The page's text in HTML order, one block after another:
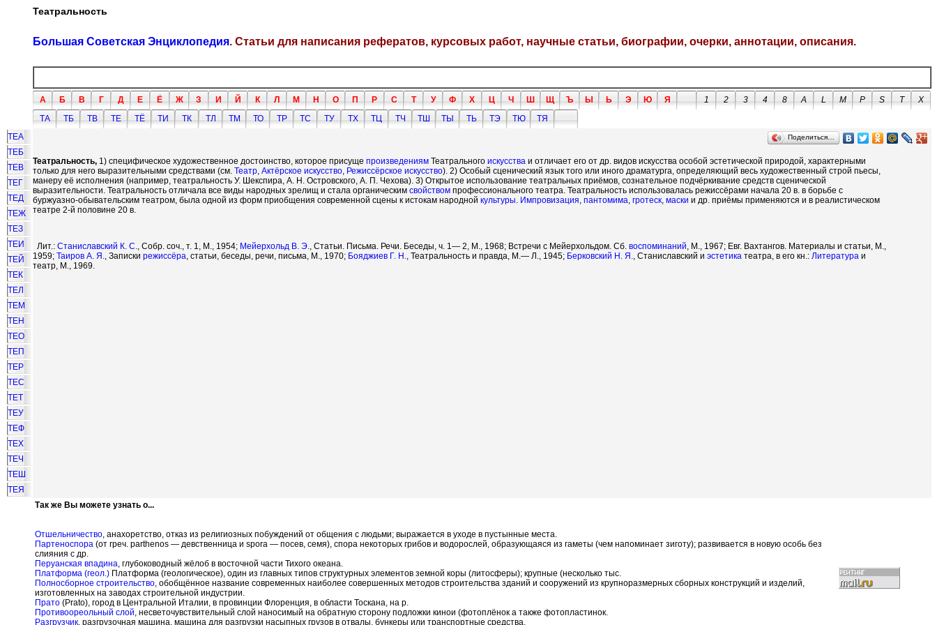
Театральность
Большая Советская Энциклопедия. Статьи для написания рефератов, курсовых работ, научные статьи, биографии, очерки, аннотации, описания.
А Б В Г Д Е Ё Ж З И Й К Л М Н О П Р С Т У Ф Х Ц Ч Ш Щ Ъ Ы Ь Э Ю Я 1 2 3 4 8 A L M P S T
X
ТА
ТБ ТВ ТЕ ТЁ ТИ ТК ТЛ ТМ ТО ТР ТС ТУ ТХ ТЦ ТЧ ТШ ТЫ ТЬ ТЭ ТЮ
ТЯ
ТЕА
ТЕБ
ТЕВ
ТЕГ
ТЕД
ТЕЖ
ТЕЗ
ТЕИ
ТЕЙ
ТЕК
ТЕЛ
ТЕМ
ТЕН
ТЕО
ТЕП
ТЕР
ТЕС
ТЕТ
ТЕУ
ТЕФ
ТЕХ
ТЕЧ
ТЕШ
ТЕЯ
Поделиться…
Театральность, 1) специфическое художественное достоинство, которое присуще произведениям Театрального искусства и отличает его от др. видов искусства особой эстетической природой, характерными
только для него выразительными средствами (см. Театр, Актёрское искусство, Режиссёрское искусство). 2) Особый сценический язык того или иного драматурга, определяющий весь художественный строй пьесы,
манеру её исполнения (например, театральность У. Шекспира, А. Н. Островского, А. П. Чехова). 3) Открытое использование театральных приёмов, сознательное подчёркивание средств сценической
выразительности. Театральность отличала все виды народных зрелищ и стала органическим свойством профессионального театра. Театральность использовалась режиссёрами начала 20 в. в борьбе с
буржуазно-обывательским театром, была одной из форм приобщения современной сцены к истокам народной культуры. Импровизация, пантомима, гротеск, маски и др. приёмы применяются и в реалистическом
театре 2-й половине 20 в.
Лит.: Станиславский К. С., Собр. соч., т. 1, М., 1954; Мейерхольд В. Э., Статьи. Письма. Речи. Беседы, ч. 1— 2, М., 1968; Встречи с Мейерхольдом. Сб. воспоминаний, М., 1967; Евг. Вахтангов. Материалы и статьи, М.,
1959; Таиров А. Я., Записки режиссёра, статьи, беседы, речи, письма, М., 1970; Бояджиев Г. Н., Театральность и правда, М.— Л., 1945; Берковский Н. Я., Станиславский и эстетика театра, в его кн.: Литература и
театр, М., 1969.
Так же Вы можете узнать о...
Отшельничество, анахоретство, отказ из религиозных побуждений от общения с людьми; выражается в уходе в пустынные места.
Партеноспора (от греч. parthenos — девственница и spora — посев, семя), спора некоторых грибов и водорослей, образующаяся из гаметы (чем напоминает зиготу); развивается в новую особь без
слияния с др.
Перуанская впадина, глубоководный жёлоб в восточной части Тихого океана.
Платформа (геол.) Платформа (геологическое), один из главных типов структурных элементов земной коры (литосферы); крупные (несколько тыс.
Полносборное строительство, обобщённое название современных наиболее совершенных методов строительства зданий и сооружений из крупноразмерных сборных конструкций и изделий,
изготовленных на заводах строительной индустрии.
Прато (Prato), город в Центральной Италии, в провинции Флоренция, в области Тоскана, на р.
Противоореольный слой, несветочувствительный слой наносимый на обратную сторону подложки кинои (фотоплёнок а также фотопластинок.
Разгрузчик, разгрузочная машина, машина для разгрузки насыпных грузов в отвалы, бункеры или транспортные средства.